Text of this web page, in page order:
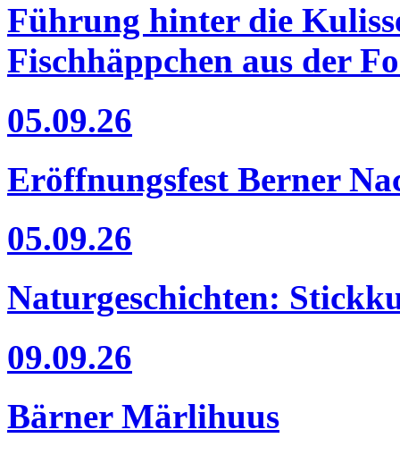
Führung hinter die
Fischhäppchen aus der
05.09.26
Eröffnungsfest Berner
05.09.26
Naturgeschichten:
09.09.26
Bärner Märlihuus